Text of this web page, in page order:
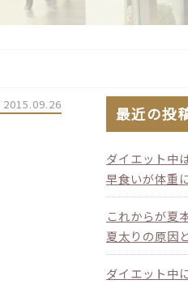
2015.09.26 最近の投
ダイエット中
早食いが体重
これからが夏
夏太りの原因
ダイエット中